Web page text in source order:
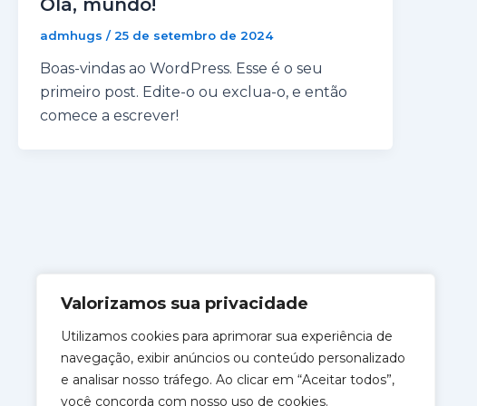
Valorizamos sua privacidade
Utilizamos cookies para aprimorar sua experiência de
navegação, exibir anúncios ou conteúdo personalizado
e analisar nosso tráfego. Ao clicar em “Aceitar todos”,
você concorda com nosso uso de cookies.
admhugs /25 de setembro de 2024
Boas-vindas ao WordPress. Esse é o seu
primeiro post. Edite-o ou exclua-o, e então
comece a escrever!